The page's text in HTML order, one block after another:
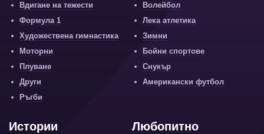
Вдигане на тежести
Волейбол
Формула 1
Лека атлетика
Художествена гимнастика
Зимни
Моторни
Бойни спортове
Плуване
Снукър
Други
Американски футбол
Ръгби
Любопитно
Истории